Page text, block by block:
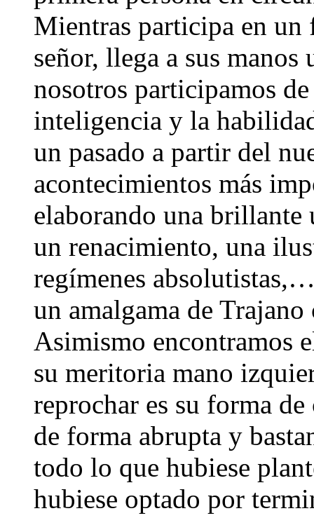
Mientras participa en un
señor, llega a sus
nosotros participamos
inteligencia y la
un pasado a partir del
acontecimientos más
elaborando una
un renacimiento, una
regímenes
un amalgama de
Asimismo encontramos
su meritoria mano
reprochar es su forma
de forma abrupta y
todo lo que hubiese
hubiese optado por